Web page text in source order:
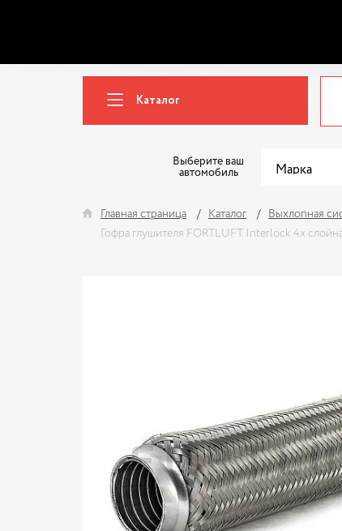
Каталог
Выберите ваш
автомобиль
Главная страница Каталог Выхлопная
Гофра глушителя FORTLUFT Interlock 4х